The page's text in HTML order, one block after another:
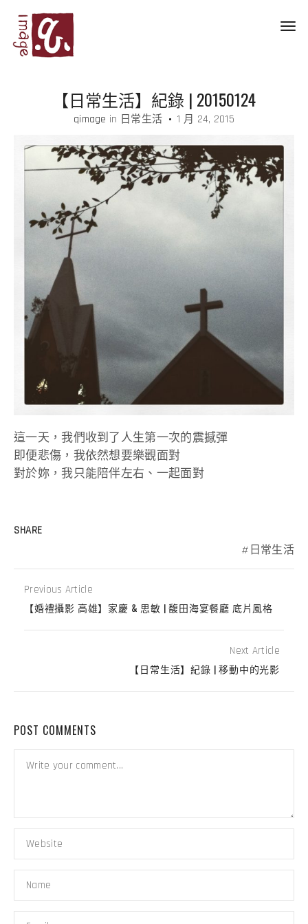
【日常生活】紀錄 | 20150124
qimage in 日常生活 1 月 24, 2015
這一天，我們收到了人生第一次的震撼彈
即便悲傷，我依然想要樂觀面對
對於妳，我只能陪伴左右、一起面對
SHARE
日常生活
Previous Article
【婚禮攝影 高雄】家慶 & 思敏 | 馥田海宴餐廳 底片風格
Next Article
【日常生活】紀錄 | 移動中的光影
POST COMMENTS